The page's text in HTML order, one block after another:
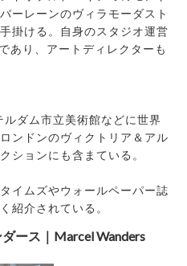
ーレーンのヴィラモーダスト
掛ける。自身のスタジオ運営
あり、アートディレクターも
ダム市立美術館などに世界
ンドンのヴィクトリア＆アル
ションにも含まている。
イムズやウォールペーパー誌
紹介されている。
ース｜Marcel Wanders